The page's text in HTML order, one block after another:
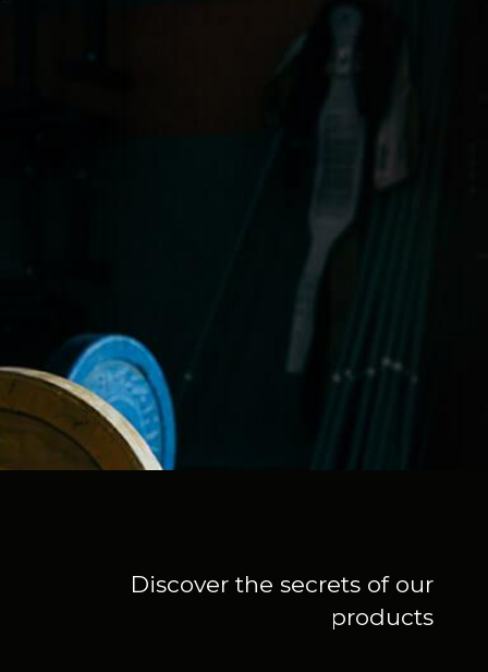
Discover the secrets of our
products